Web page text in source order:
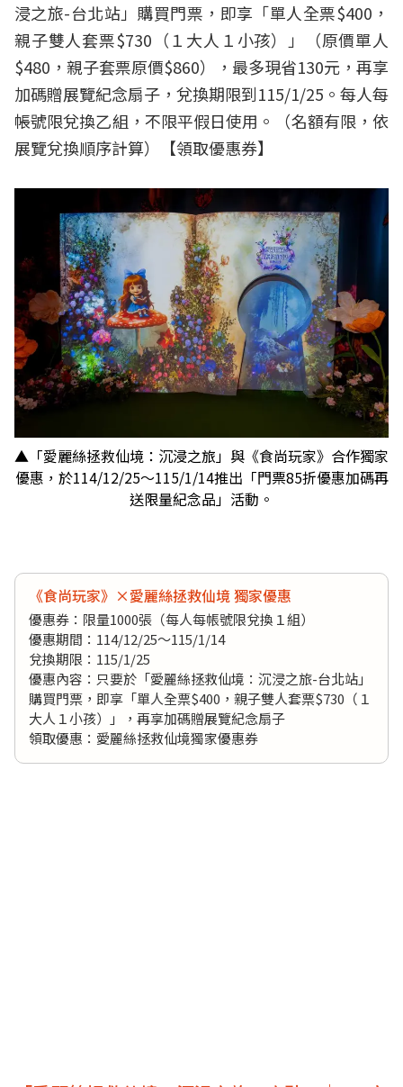
浸之旅-台北站」購買門票，即享「單人全票$400，
親子雙人套票$730（１大人１小孩）」（原價單人
$480，親子套票原價$860），最多現省130元，再享
加碼贈展覽紀念扇子，兌換期限到115/1/25。每人每
帳號限兌換乙組，不限平假日使用。（名額有限，依
展覽兌換順序計算）【領取優惠券】
▲「愛麗絲拯救仙境：沉浸之旅」與《食尚玩家》合作獨家
優惠，於114/12/25～115/1/14推出「門票85折優惠加碼再
送限量紀念品」活動。
《食尚玩家》×愛麗絲拯救仙境 獨家優惠
優惠券：限量1000張（每人每帳號限兌換１組）
優惠期間：114/12/25～115/1/14
兌換期限：115/1/25
優惠內容：只要於「愛麗絲拯救仙境：沉浸之旅-台北站」
購買門票，即享「單人全票$400，親子雙人套票$730（１
大人１小孩）」，再享加碼贈展覽紀念扇子
領取優惠： 愛麗絲拯救仙境獨家優惠券